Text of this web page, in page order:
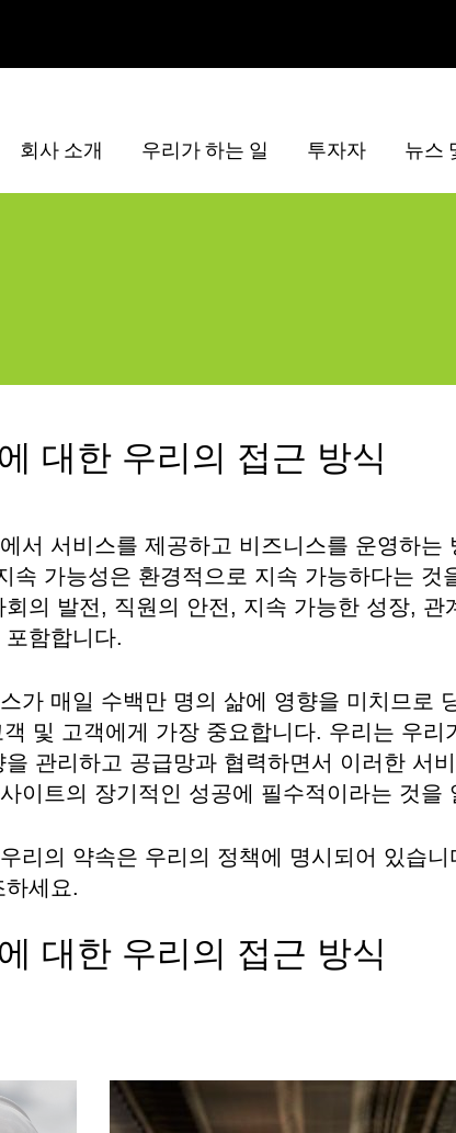
회사 소개 우리가 하는 일 투자자 뉴스
대한 우리의 접근 방식
서 서비스를 제공하고 비즈니스를 운영하는
속 가능성은 환경적으로 지속 가능하다는 것
의 발전, 직원의 안전, 지속 가능한 성장,
함합니다.
가 매일 수백만 명의 삶에 영향을 미치므로
및 고객에게 가장 중요합니다. 우리는 우리
관리하고 공급망과 협력하면서 이러한 서
이트의 장기적인 성공에 필수적이라는 것을
리의 약속은 우리의 정책에 명시되어 있습니
세요.
대한 우리의 접근 방식